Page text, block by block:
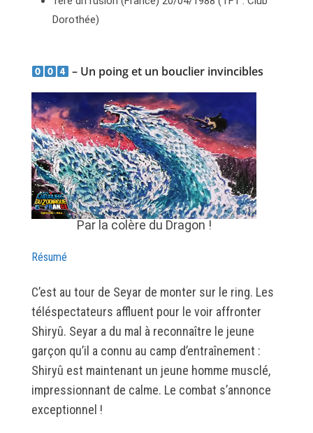
Dorothée)
– Un poing et un bouclier invincibles
Par la colère du Dragon !
Résumé
C’est au tour de Seyar de monter sur le ring. Les
téléspectateurs affluent pour le voir affronter
Shiryû. Seyar a du mal à reconnaître le jeune
garçon qu’il a connu au camp d’entraînement :
Shiryû est maintenant un jeune homme musclé,
impressionnant de calme. Le combat s’annonce
exceptionnel !